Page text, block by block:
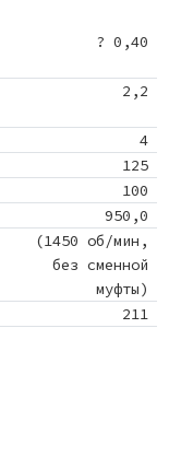
? 0,40
2,2
4
125
100
950,0
(1450 об/мин,
без сменной
муфты)
211